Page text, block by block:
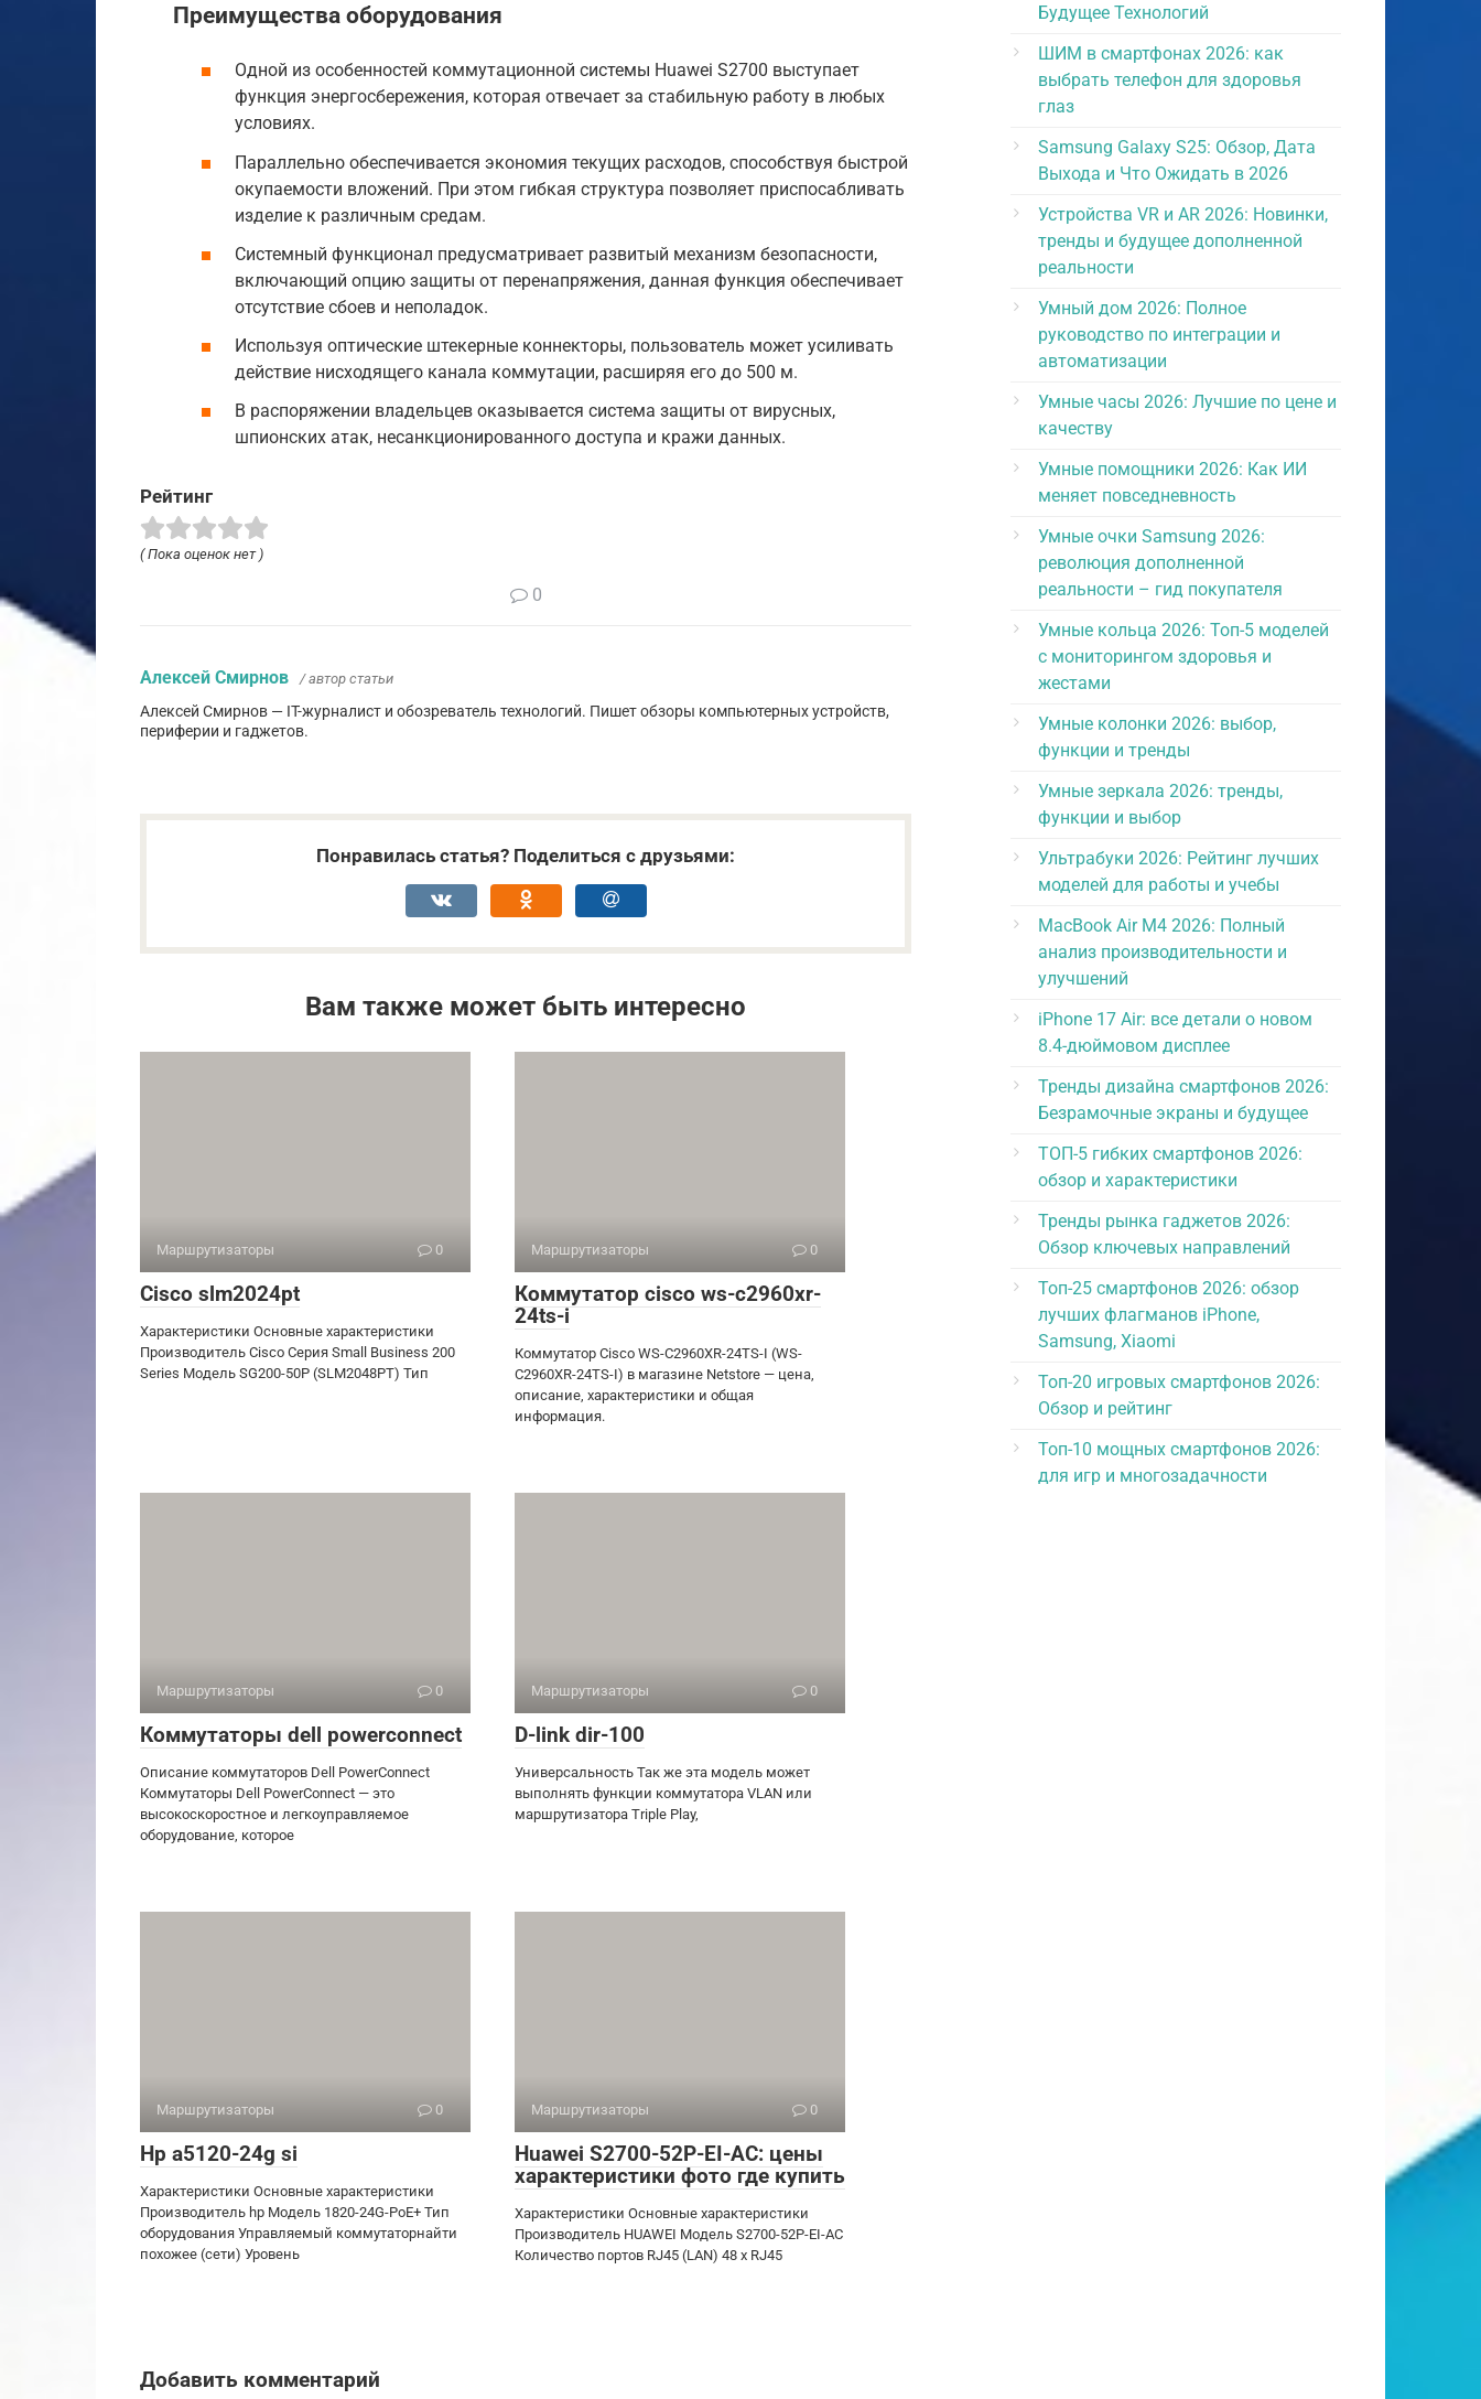
Преимущества оборудования
Одной из особенностей коммутационной системы Huawei S2700 выступает
функция энергосбережения, которая отвечает за стабильную работу в любых
условиях.
Параллельно обеспечивается экономия текущих расходов, способствуя быстрой
окупаемости вложений. При этом гибкая структура позволяет приспосабливать
изделие к различным средам.
Системный функционал предусматривает развитый механизм безопасности,
включающий опцию защиты от перенапряжения, данная функция обеспечивает
отсутствие сбоев и неполадок.
Используя оптические штекерные коннекторы, пользователь может усиливать
действие нисходящего канала коммутации, расширяя его до 500 м.
В распоряжении владельцев оказывается система защиты от вирусных,
шпионских атак, несанкционированного доступа и кражи данных.
Рейтинг
( Пока оценок нет )
0
Алексей Смирнов / автор статьи
Алексей Смирнов — IT-журналист и обозреватель технологий. Пишет обзоры компьютерных устройств,
периферии и гаджетов.
Понравилась статья? Поделиться с друзьями:
Вам также может быть интересно
Маршрутизаторы 0
Cisco slm2024pt
Характеристики Основные характеристики
Производитель Cisco Серия Small Business 200
Series Модель SG200-50P (SLM2048PT) Тип
Маршрутизаторы 0
Коммутатор cisco ws-c2960xr-
24ts-i
Коммутатор Cisco WS-C2960XR-24TS-I (WS-
C2960XR-24TS-I) в магазине Netstore — цена,
описание, характеристики и общая
информация.
Маршрутизаторы 0
Коммутаторы dell powerconnect
Описание коммутаторов Dell PowerConnect
Коммутаторы Dell PowerConnect — это
высокоскоростное и легкоуправляемое
оборудование, которое
Маршрутизаторы 0
D-link dir-100
Универсальность Так же эта модель может
выполнять функции коммутатора VLAN или
маршрутизатора Triple Play,
Маршрутизаторы 0
Hp a5120-24g si
Характеристики Основные характеристики
Производитель hp Модель 1820-24G-PoE+ Тип
оборудования Управляемый коммутаторнайти
похожее (сети) Уровень
Маршрутизаторы 0
Huawei S2700-52P-EI-AC: цены
характеристики фото где купить
Характеристики Основные характеристики
Производитель HUAWEI Модель S2700-52P-EI-AC
Количество портов RJ45 (LAN) 48 x RJ45
Добавить комментарий
Будущее Технологий
ШИМ в смартфонах 2026: как
выбрать телефон для здоровья
глаз
Samsung Galaxy S25: Обзор, Дата
Выхода и Что Ожидать в 2026
Устройства VR и AR 2026: Новинки,
тренды и будущее дополненной
реальности
Умный дом 2026: Полное
руководство по интеграции и
автоматизации
Умные часы 2026: Лучшие по цене и
качеству
Умные помощники 2026: Как ИИ
меняет повседневность
Умные очки Samsung 2026:
революция дополненной
реальности – гид покупателя
Умные кольца 2026: Топ-5 моделей
с мониторингом здоровья и
жестами
Умные колонки 2026: выбор,
функции и тренды
Умные зеркала 2026: тренды,
функции и выбор
Ультрабуки 2026: Рейтинг лучших
моделей для работы и учебы
MacBook Air M4 2026: Полный
анализ производительности и
улучшений
iPhone 17 Air: все детали о новом
8.4-дюймовом дисплее
Тренды дизайна смартфонов 2026:
Безрамочные экраны и будущее
ТОП-5 гибких смартфонов 2026:
обзор и характеристики
Тренды рынка гаджетов 2026:
Обзор ключевых направлений
Топ-25 смартфонов 2026: обзор
лучших флагманов iPhone,
Samsung, Xiaomi
Топ-20 игровых смартфонов 2026:
Обзор и рейтинг
Топ-10 мощных смартфонов 2026:
для игр и многозадачности